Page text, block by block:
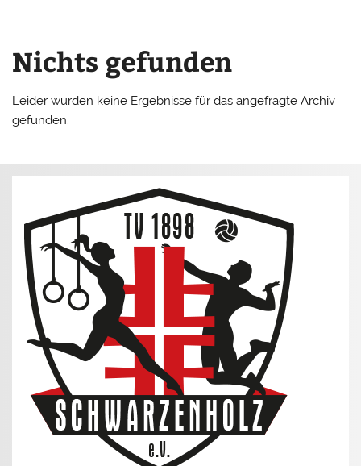
Nichts gefunden
Leider wurden keine Ergebnisse für das angefragte Archiv
gefunden.